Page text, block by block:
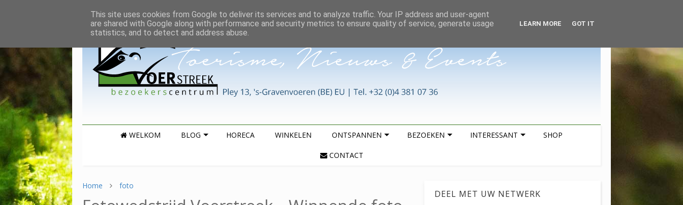
WELKOM BLOG HORECA WINKELEN ONTSPANNEN BEZOEKEN INTERESSANT SHOP
CONTACT
Home foto
DEEL MET UW NETWERK
This site uses cookies from Google to deliver its services and to analyze traffic. Your IP address and user-agent
are shared with Google along with performance and security metrics to ensure quality of service, generate usage
statistics, and to detect and address abuse.
LEARN MORE GOT IT